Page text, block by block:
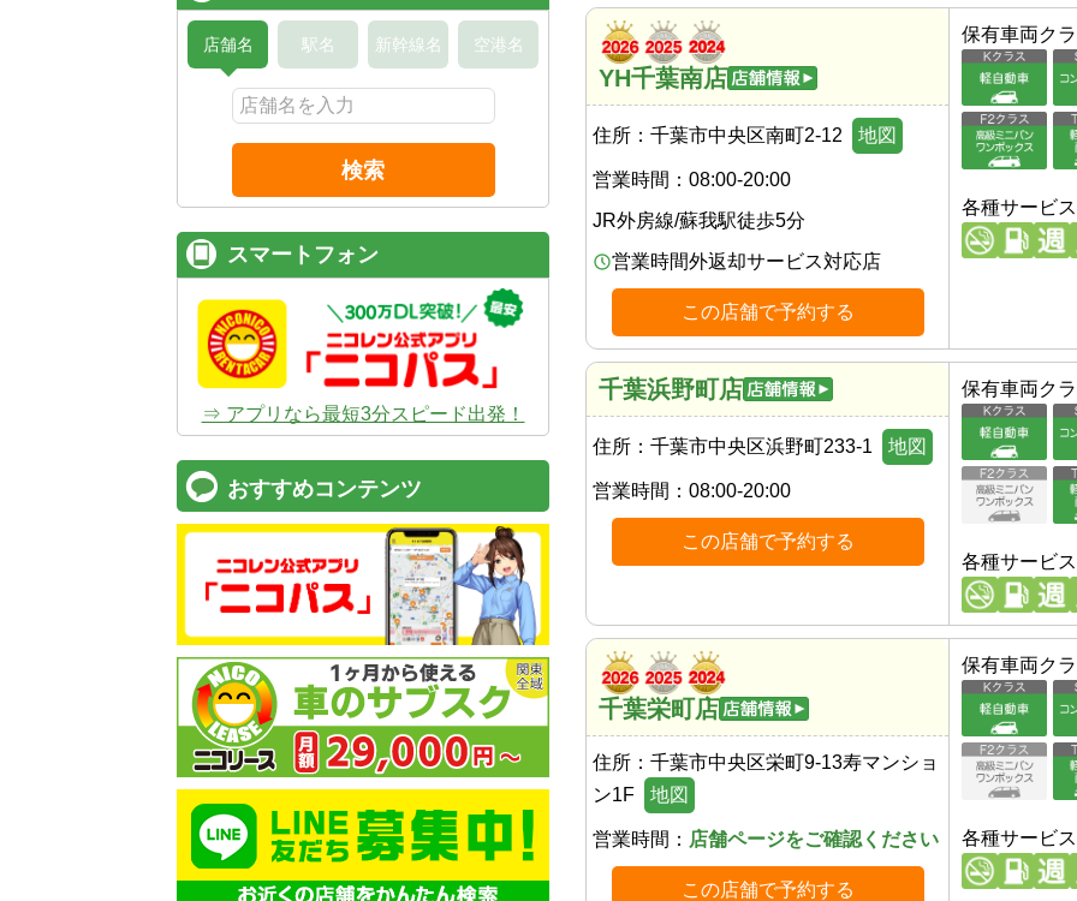
YH千葉南店
住所： 千葉市中央区南町2-12 地図
営業時間： 08:00-20:00
JR外房線/蘇我駅徒歩5分
営業時間外返却サービス対応店
この店舗で予約する
保有車両ク
各種サービス
千葉浜野町店
住所： 千葉市中央区浜野町233-1 地図
営業時間： 08:00-20:00
この店舗で予約する
保有車両ク
各種サービス
千葉栄町店
住所： 千葉市中央区栄町9-13寿マンショ
ン1F
地図
営業時間： 店舗ページをご確認ください
この店舗で予約する
保有車両ク
各種サービス
店舗名 駅名 新幹線名 空港名
検索
スマートフォン
⇒ アプリなら最短3分スピード出発！
おすすめコンテンツ